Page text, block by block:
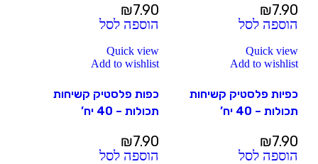
₪7.90
הוספה לסל
₪7.90
הוספה לסל
Quick view
Add to wishlist
כפיות פלסטיק קשיחות
תכולות – 40 יח’
₪7.90
הוספה לסל
Quick view
Add to wishlist
כפות פלסטיק קשיחות
תכולות – 40 יח’
₪7.90
הוספה לסל